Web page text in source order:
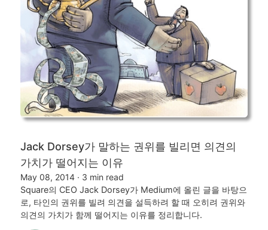
Jack Dorsey가 말하는 권위를 빌리면 의견의
가치가 떨어지는 이유
May 08, 2014 · 3 min read
Square의 CEO Jack Dorsey가 Medium에 올린 글을 바탕으
로, 타인의 권위를 빌려 의견을 설득하려 할 때 오히려 권위와
의견의 가치가 함께 떨어지는 이유를 정리합니다.